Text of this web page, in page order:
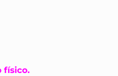
físico.